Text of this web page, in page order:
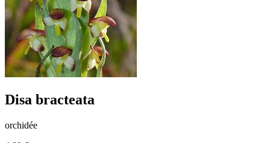
Disa bracteata
orchidée